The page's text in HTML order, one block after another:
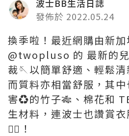
波士BB生活日誌
發佈於 2022.05.24
換季啦！最近網購由新
@twopluso 的 最新的
裁🪡以簡單舒適、輕鬆清
而質料亦相當舒服，其
害♻️的竹子🎋、棉花和
生材料，連波士也讚賞
👍🏻！